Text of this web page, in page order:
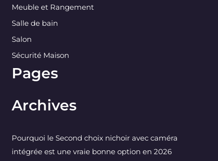
Meuble et Rangement
Salle de bain
Salon
Sécurité Maison
Pages
Archives
Pourquoi le Second choix nichoir avec caméra
intégrée est une vraie bonne option en 2026